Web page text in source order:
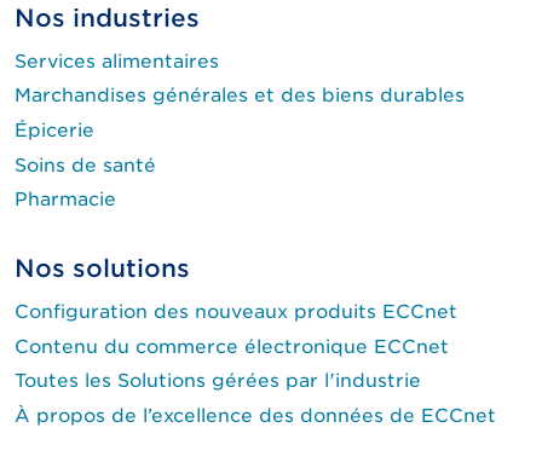
Nos industries
Services alimentaires
Marchandises générales et des biens durables
Épicerie
Soins de santé
Pharmacie
Nos solutions
Configuration des nouveaux produits ECCnet
Contenu du commerce électronique ECCnet
Toutes les Solutions gérées par l'industrie
À propos de l’excellence des données de ECCnet